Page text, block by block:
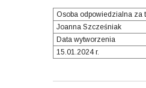
Osoba odpowiedzialna za
Joanna Szcześniak
Data wytworzenia
15.01.2024 r.